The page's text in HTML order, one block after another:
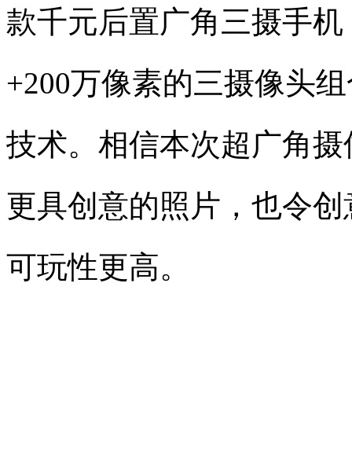
款千元后置广角三摄手
+200万像素的三摄像头
技术。相信本次超广角
更具创意的照片，也令
可玩性更高。